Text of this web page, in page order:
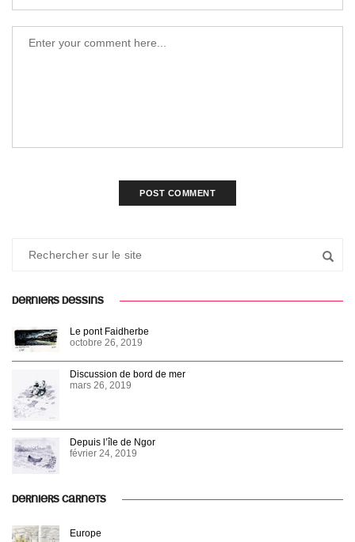
DERNIERS DESSINS
Le pont Faidherbe
octobre 26, 2019
Discussion de bord de mer
mars 26, 2019
Depuis l’île de Ngor
février 24, 2019
DERNIERS CARNETS
Europe